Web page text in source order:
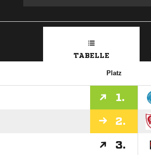
TABELLE
Platz
1.
2.
3.